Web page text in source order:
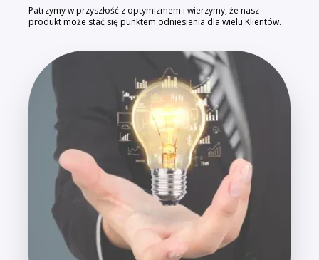
Patrzymy w przyszłość z optymizmem i wierzymy, że nasz
produkt może stać się punktem odniesienia dla wielu Klientów.